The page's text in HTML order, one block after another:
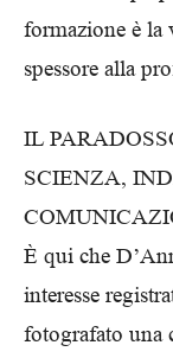
formazione è la
spessore alla
IL
SCIENZA,
È qui che
interesse
fotografato una